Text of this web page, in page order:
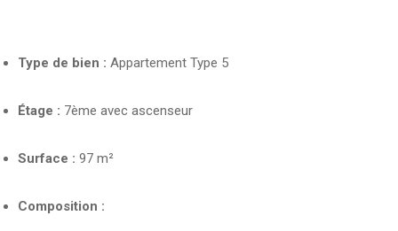
Type de bien : Appartement Type 5
Étage : 7ème avec ascenseur
Surface : 97 m²
Composition :